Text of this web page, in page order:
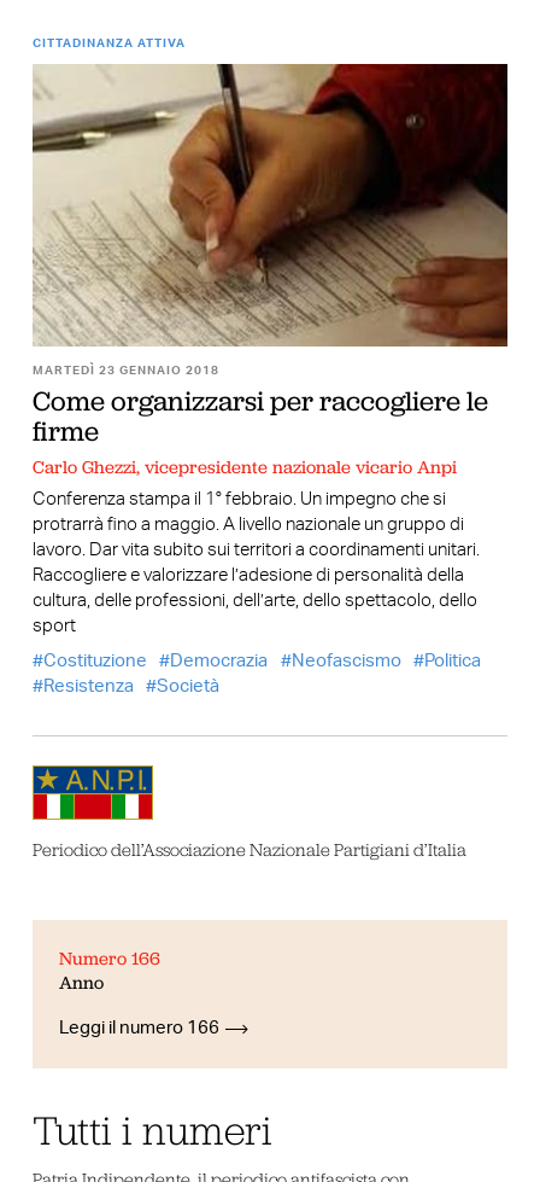
CITTADINANZA ATTIVA
MARTEDÌ 23 GENNAIO 2018
Come organizzarsi per raccogliere le
firme
Carlo Ghezzi, vicepresidente nazionale vicario Anpi
Conferenza stampa il 1° febbraio. Un impegno che si
protrarrà fino a maggio. A livello nazionale un gruppo di
lavoro. Dar vita subito sui territori a coordinamenti unitari.
Raccogliere e valorizzare l’adesione di personalità della
cultura, delle professioni, dell’arte, dello spettacolo, dello
sport
Costituzione
Democrazia Neofascismo
Politica
Resistenza
Società
Periodico dell’Associazione Nazionale Partigiani d’Italia
Numero 166
Anno
Leggi il numero 166
Tutti i numeri